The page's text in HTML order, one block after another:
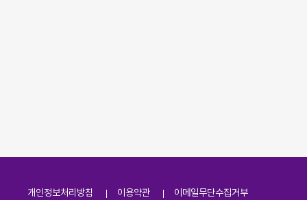
개인정보처리방침 이용약관 이메일무단수집거부